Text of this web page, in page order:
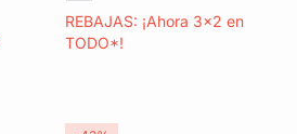
REBAJAS: ¡Ahora 3x2 en
TODO*!